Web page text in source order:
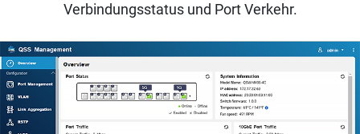
Verbindungsstatus und Port Verkehr.